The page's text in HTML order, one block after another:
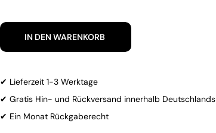
IN DEN WARENKORB
✔ Lieferzeit 1-3 Werktage
✔ Gratis Hin- und Rückversand innerhalb Deutschlands
✔ Ein Monat Rückgaberecht